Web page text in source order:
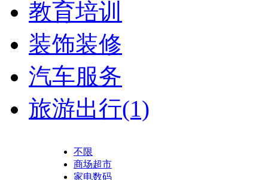
教育培训
装饰装修
汽车服务
旅游出行(1)
不限
商场超市
家电数码